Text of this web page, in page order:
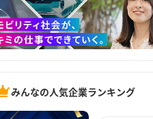
みんなの人気企業ランキング